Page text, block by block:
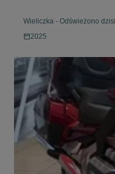
Wieliczka - Odświeżono
2025